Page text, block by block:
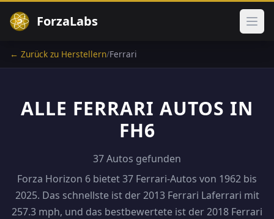
ForzaLabs
← Zurück zu Herstellern/Ferrari
ALLE FERRARI AUTOS IN
FH6
37 Autos gefunden
Forza Horizon 6 bietet 37 Ferrari-Autos von 1962 bis
2025. Das schnellste ist der 2013 Ferrari Laferrari mit
257.3 mph, und das bestbewertete ist der 2018 Ferrari